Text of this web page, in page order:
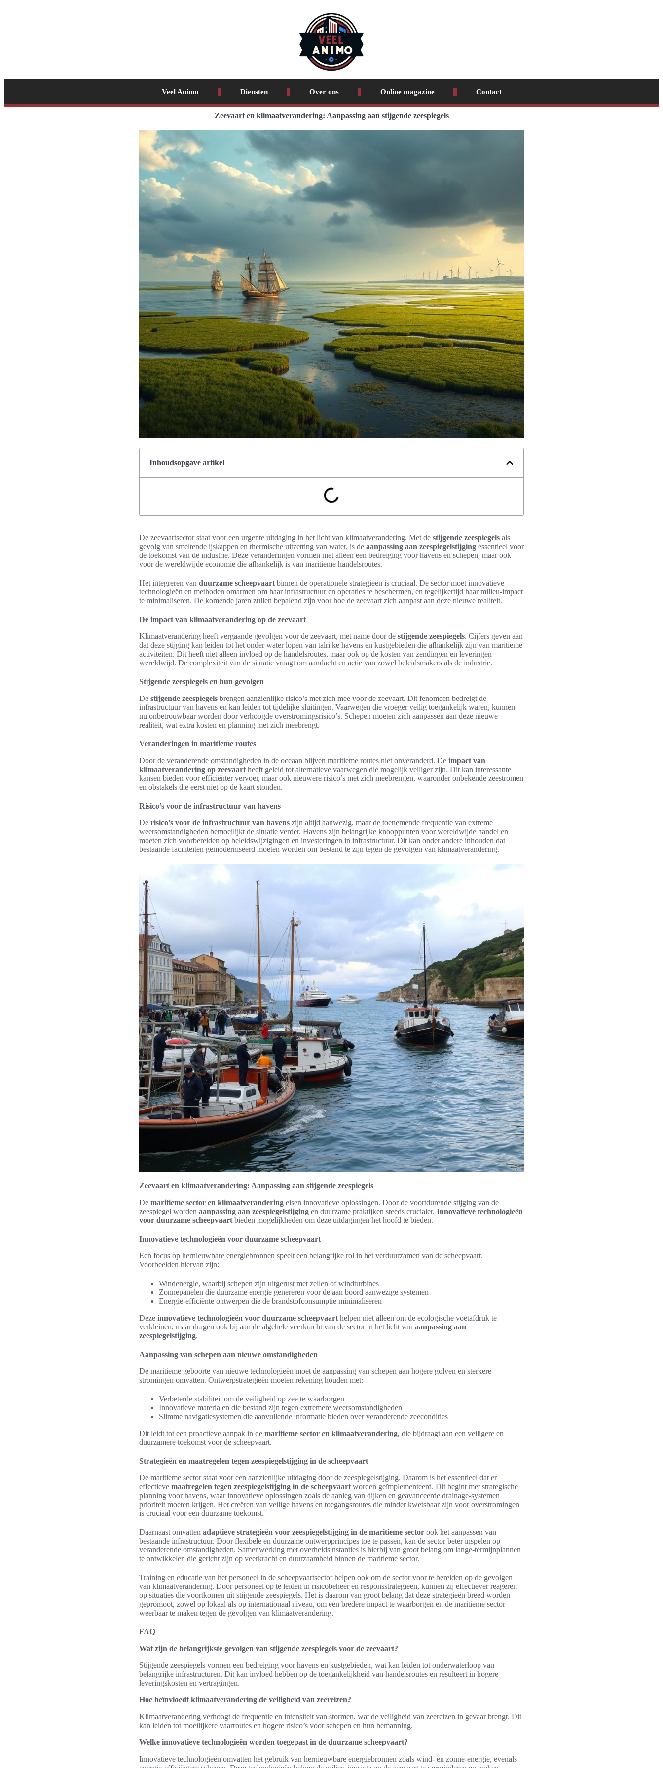
Veel Animo Diensten Over ons Online magazine Contact
Zeevaart en klimaatverandering: Aanpassing aan stijgende zeespiegels
Inhoudsopgave artikel
De zeevaartsector staat voor een urgente uitdaging in het licht van klimaatverandering. Met de stijgende zeespiegels als
gevolg van smeltende ijskappen en thermische uitzetting van water, is de aanpassing aan zeespiegelstijging essentieel voor
de toekomst van de industrie. Deze veranderingen vormen niet alleen een bedreiging voor havens en schepen, maar ook
voor de wereldwijde economie die afhankelijk is van maritieme handelsroutes.
Het integreren van duurzame scheepvaart binnen de operationele strategieën is cruciaal. De sector moet innovatieve
technologieën en methoden omarmen om haar infrastructuur en operaties te beschermen, en tegelijkertijd haar milieu-impact
te minimaliseren. De komende jaren zullen bepalend zijn voor hoe de zeevaart zich aanpast aan deze nieuwe realiteit.
De impact van klimaatverandering op de zeevaart
Klimaatverandering heeft vergaande gevolgen voor de zeevaart, met name door de stijgende zeespiegels. Cijfers geven aan
dat deze stijging kan leiden tot het onder water lopen van talrijke havens en kustgebieden die afhankelijk zijn van maritieme
activiteiten. Dit heeft niet alleen invloed op de handelsroutes, maar ook op de kosten van zendingen en leveringen
wereldwijd. De complexiteit van de situatie vraagt om aandacht en actie van zowel beleidsmakers als de industrie.
Stijgende zeespiegels en hun gevolgen
De stijgende zeespiegels brengen aanzienlijke risico’s met zich mee voor de zeevaart. Dit fenomeen bedreigt de
infrastructuur van havens en kan leiden tot tijdelijke sluitingen. Vaarwegen die vroeger veilig toegankelijk waren, kunnen
nu onbetrouwbaar worden door verhoogde overstromingsrisico’s. Schepen moeten zich aanpassen aan deze nieuwe
realiteit, wat extra kosten en planning met zich meebrengt.
Veranderingen in maritieme routes
Door de veranderende omstandigheden in de oceaan blijven maritieme routes niet onveranderd. De impact van
klimaatverandering op zeevaart heeft geleid tot alternatieve vaarwegen die mogelijk veiliger zijn. Dit kan interessante
kansen bieden voor efficiënter vervoer, maar ook nieuwere risico’s met zich meebrengen, waaronder onbekende zeestromen
en obstakels die eerst niet op de kaart stonden.
Risico’s voor de infrastructuur van havens
De risico’s voor de infrastructuur van havens zijn altijd aanwezig, maar de toenemende frequentie van extreme
weersomstandigheden bemoeilijkt de situatie verder. Havens zijn belangrijke knooppunten voor wereldwijde handel en
moeten zich voorbereiden op beleidswijzigingen en investeringen in infrastructuur. Dit kan onder andere inhouden dat
bestaande faciliteiten gemoderniseerd moeten worden om bestand te zijn tegen de gevolgen van klimaatverandering.
Zeevaart en klimaatverandering: Aanpassing aan stijgende zeespiegels
De maritieme sector en klimaatverandering eisen innovatieve oplossingen. Door de voortdurende stijging van de
zeespiegel worden aanpassing aan zeespiegelstijging en duurzame praktijken steeds crucialer. Innovatieve technologieën
voor duurzame scheepvaart bieden mogelijkheden om deze uitdagingen het hoofd te bieden.
Innovatieve technologieën voor duurzame scheepvaart
Een focus op hernieuwbare energiebronnen speelt een belangrijke rol in het verduurzamen van de scheepvaart.
Voorbeelden hiervan zijn:
Windenergie, waarbij schepen zijn uitgerust met zeilen of windturbines
Zonnepanelen die duurzame energie genereren voor de aan boord aanwezige systemen
Energie-efficiënte ontwerpen die de brandstofconsumptie minimaliseren
Deze innovatieve technologieën voor duurzame scheepvaart helpen niet alleen om de ecologische voetafdruk te
verkleinen, maar dragen ook bij aan de algehele veerkracht van de sector in het licht van aanpassing aan
zeespiegelstijging.
Aanpassing van schepen aan nieuwe omstandigheden
De maritieme geboorte van nieuwe technologieën moet de aanpassing van schepen aan hogere golven en sterkere
stromingen omvatten. Ontwerpstrategieën moeten rekening houden met:
Verbeterde stabiliteit om de veiligheid op zee te waarborgen
Innovatieve materialen die bestand zijn tegen extremere weersomstandigheden
Slimme navigatiesystemen die aanvullende informatie bieden over veranderende zeecondities
Dit leidt tot een proactieve aanpak in de maritieme sector en klimaatverandering, die bijdraagt aan een veiligere en
duurzamere toekomst voor de scheepvaart.
Strategieën en maatregelen tegen zeespiegelstijging in de scheepvaart
De maritieme sector staat voor een aanzienlijke uitdaging door de zeespiegelstijging. Daarom is het essentieel dat er
effectieve maatregelen tegen zeespiegelstijging in de scheepvaart worden geïmplementeerd. Dit begint met strategische
planning voor havens, waar innovatieve oplossingen zoals de aanleg van dijken en geavanceerde drainage-systemen
prioriteit moeten krijgen. Het creëren van veilige havens en toegangsroutes die minder kwetsbaar zijn voor overstromingen
is cruciaal voor een duurzame toekomst.
Daarnaast omvatten adaptieve strategieën voor zeespiegelstijging in de maritieme sector ook het aanpassen van
bestaande infrastructuur. Door flexibele en duurzame ontwerpprincipes toe te passen, kan de sector beter inspelen op
veranderende omstandigheden. Samenwerking met overheidsinstanties is hierbij van groot belang om lange-termijnplannen
te ontwikkelen die gericht zijn op veerkracht en duurzaamheid binnen de maritieme sector.
Training en educatie van het personeel in de scheepvaartsector helpen ook om de sector voor te bereiden op de gevolgen
van klimaatverandering. Door personeel op te leiden in risicobeheer en responsstrategieën, kunnen zij effectiever reageren
op situaties die voortkomen uit stijgende zeespiegels. Het is daarom van groot belang dat deze strategieën breed worden
gepromoot, zowel op lokaal als op internationaal niveau, om een bredere impact te waarborgen en de maritieme sector
weerbaar te maken tegen de gevolgen van klimaatverandering.
FAQ
Wat zijn de belangrijkste gevolgen van stijgende zeespiegels voor de zeevaart?
Stijgende zeespiegels vormen een bedreiging voor havens en kustgebieden, wat kan leiden tot onderwaterloop van
belangrijke infrastructuren. Dit kan invloed hebben op de toegankelijkheid van handelsroutes en resulteert in hogere
leveringskosten en vertragingen.
Hoe beïnvloedt klimaatverandering de veiligheid van zeereizen?
Klimaatverandering verhoogt de frequentie en intensiteit van stormen, wat de veiligheid van zeereizen in gevaar brengt. Dit
kan leiden tot moeilijkere vaarroutes en hogere risico’s voor schepen en hun bemanning.
Welke innovatieve technologieën worden toegepast in de duurzame scheepvaart?
Innovatieve technologieën omvatten het gebruik van hernieuwbare energiebronnen zoals wind- en zonne-energie, evenals